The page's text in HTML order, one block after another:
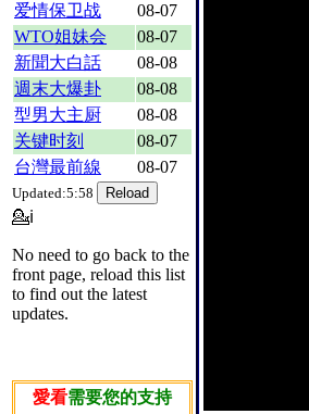
爱情保卫战
08-07
WTO姐妹会
08-07
新聞大白話
08-08
週末大爆卦
08-08
型男大主厨
08-08
关键时刻
08-07
台灣最前線
08-07
Updated:5:58
💁ℹ
No need to go back to the
front page, reload this list
to find out the latest
updates.
愛看需要您的支持